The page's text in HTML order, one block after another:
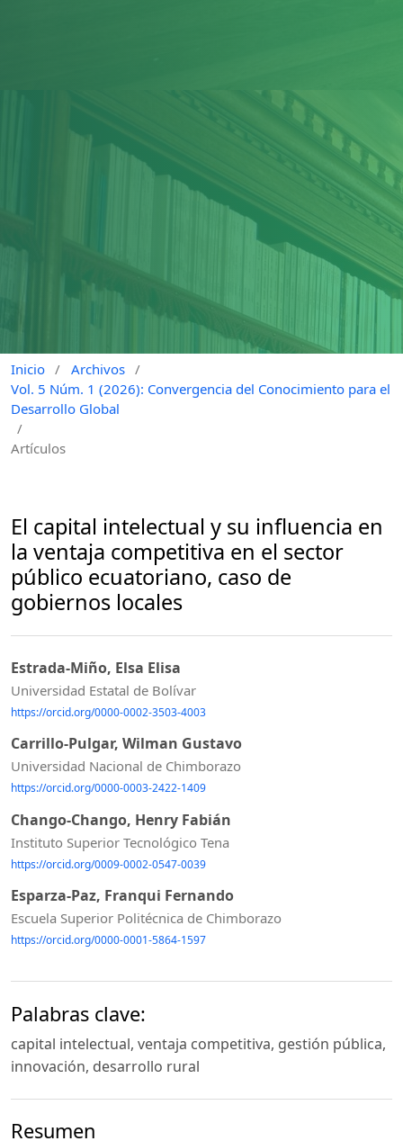
Inicio / Archivos /
Vol. 5 Núm. 1 (2026): Convergencia del Conocimiento para el
Desarrollo Global
/
Artículos
El capital intelectual y su influencia en
la ventaja competitiva en el sector
público ecuatoriano, caso de
gobiernos locales
Estrada-Miño, Elsa Elisa
Universidad Estatal de Bolívar
https://orcid.org/0000-0002-3503-4003
Carrillo-Pulgar, Wilman Gustavo
Universidad Nacional de Chimborazo
https://orcid.org/0000-0003-2422-1409
Chango-Chango, Henry Fabián
Instituto Superior Tecnológico Tena
https://orcid.org/0009-0002-0547-0039
Esparza-Paz, Franqui Fernando
Escuela Superior Politécnica de Chimborazo
https://orcid.org/0000-0001-5864-1597
Palabras clave:
capital intelectual, ventaja competitiva, gestión pública,
innovación, desarrollo rural
Resumen